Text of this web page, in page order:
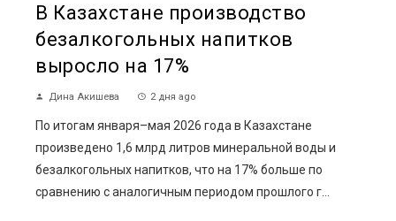
В Казахстане производство
безалкогольных напитков
выросло на 17%
Дина Акишева 2 дня ago
По итогам января–мая 2026 года в Казахстане
произведено 1,6 млрд литров минеральной воды и
безалкогольных напитков, что на 17% больше по
сравнению с аналогичным периодом прошлого г...